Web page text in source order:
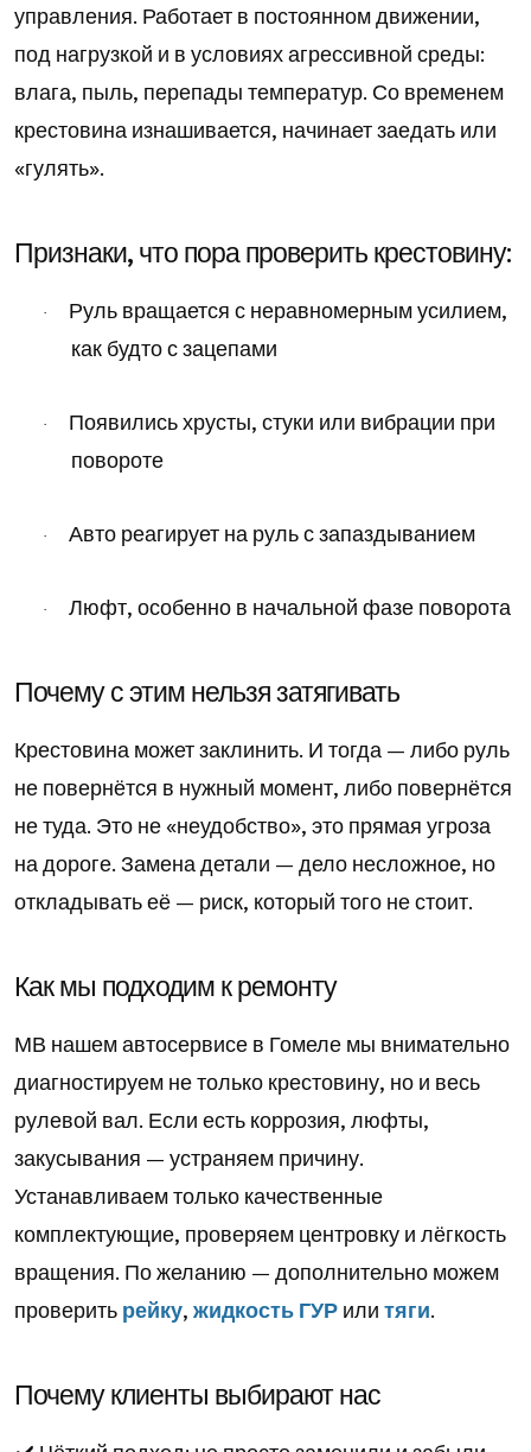
управления. Работает в постоянном движении,
под нагрузкой и в условиях агрессивной среды:
влага, пыль, перепады температур. Со временем
крестовина изнашивается, начинает заедать или
«гулять».
Признаки, что пора проверить крестовину:
·
Руль вращается с неравномерным усилием,
как будто с зацепами
·
Появились хрусты, стуки или вибрации при
повороте
· Авто реагирует на руль с запаздыванием
· Люфт, особенно в начальной фазе поворота
Почему с этим нельзя затягивать
Крестовина может заклинить. И тогда — либо руль
не повернётся в нужный момент, либо повернётся
не туда. Это не «неудобство», это прямая угроза
на дороге. Замена детали — дело несложное, но
откладывать её — риск, который того не стоит.
Как мы подходим к ремонту
МВ нашем автосервисе в Гомеле мы внимательно
диагностируем не только крестовину, но и весь
рулевой вал. Если есть коррозия, люфты,
закусывания — устраняем причину.
Устанавливаем только качественные
комплектующие, проверяем центровку и лёгкость
вращения. По желанию — дополнительно можем
проверить рейку, жидкость ГУР или тяги.
Почему клиенты выбирают нас